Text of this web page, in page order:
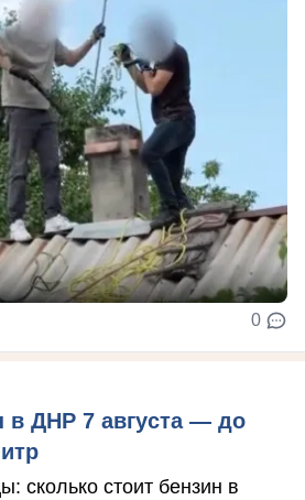
0
в ДНР 7 августа — до
сколько стоит бензин в